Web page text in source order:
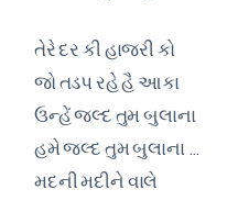
તેરે દર કી હાજરી કો
જો તડપ રહે હૈ આકા
ઉન્હેં જલ્દ તુમ બુલાના
હમે જલ્દ તુમ બુલાના …
મદની મદીને વાલે